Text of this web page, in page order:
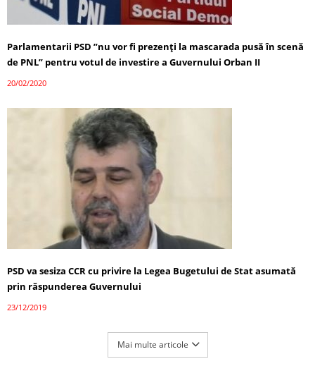
Parlamentarii PSD ”nu vor fi prezenţi la mascarada pusă în scenă
de PNL” pentru votul de investire a Guvernului Orban II
20/02/2020
PSD va sesiza CCR cu privire la Legea Bugetului de Stat asumată
prin răspunderea Guvernului
23/12/2019
Mai multe articole